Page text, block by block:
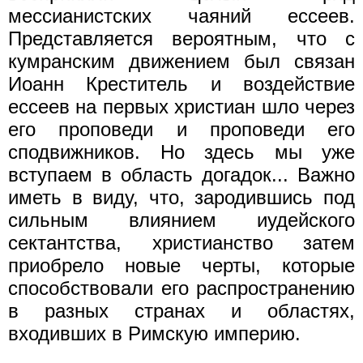
мессианистских чаяний ессеев.
Представляется вероятным, что с
кумранским движением был связан
Иоанн Креститель и воздействие
ессеев на первых христиан шло через
его проповеди и проповеди его
сподвижников. Но здесь мы уже
вступаем в область догадок... Важно
иметь в виду, что, зародившись под
сильным влиянием иудейского
сектантства, христианство затем
приобрело новые черты, которые
способствовали его распространению
в разных странах и областях,
входивших в Римскую империю.